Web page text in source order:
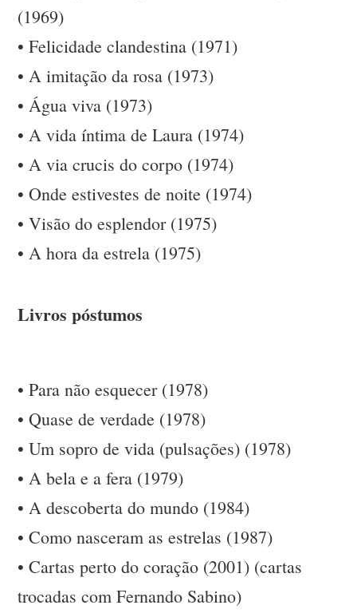
(1969)
• Felicidade clandestina (1971)
• A imitação da rosa (1973)
• Água viva (1973)
• A vida íntima de Laura (1974)
• A via crucis do corpo (1974)
• Onde estivestes de noite (1974)
• Visão do esplendor (1975)
• A hora da estrela (1975)
Livros póstumos
• Para não esquecer (1978)
• Quase de verdade (1978)
• Um sopro de vida (pulsações) (1978)
• A bela e a fera (1979)
• A descoberta do mundo (1984)
• Como nasceram as estrelas (1987)
• Cartas perto do coração (2001) (cartas
trocadas com Fernando Sabino)